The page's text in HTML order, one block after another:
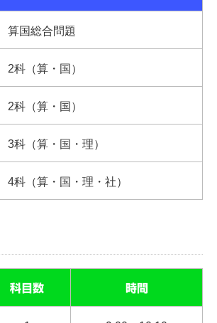
算国総合問題
2科（算・国）
2科（算・国）
3科（算・国・理）
4科（算・国・理・社）
科目数 時間